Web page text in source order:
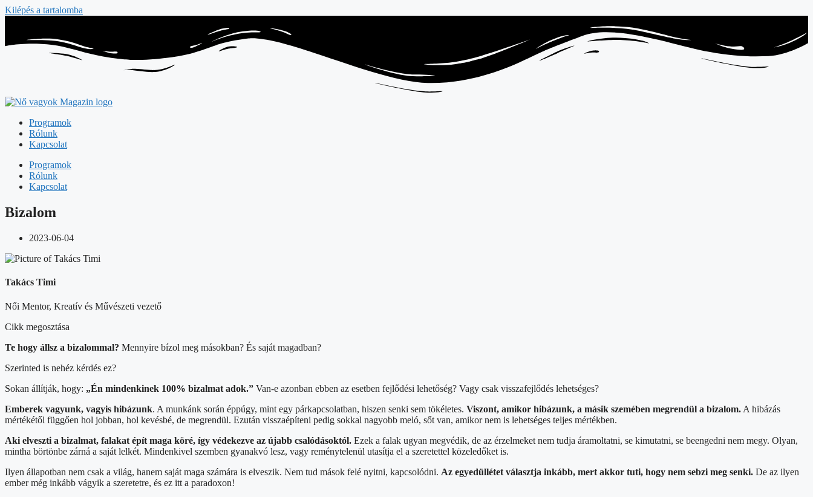
Kilépés a tartalomba
Programok
Rólunk
Kapcsolat
Programok
Rólunk
Kapcsolat
Bizalom
2023-06-04
Takács Timi
Női Mentor, Kreatív és Művészeti vezető
Cikk megosztása
Te hogy állsz a bizalommal? Mennyire bízol meg másokban? És saját magadban?
Szerinted is nehéz kérdés ez?
Sokan állítják, hogy: „Én mindenkinek 100% bizalmat adok.” Van-e azonban ebben az esetben fejlődési lehetőség? Vagy csak visszafejlődés lehetséges?
Emberek vagyunk, vagyis hibázunk. A munkánk során éppúgy, mint egy párkapcsolatban, hiszen senki sem tökéletes. Viszont, amikor hibázunk, a másik szemében megrendül a bizalom. A hibázás
mértékétől függően hol jobban, hol kevésbé, de megrendül. Ezután visszaépíteni pedig sokkal nagyobb meló, sőt van, amikor nem is lehetséges teljes mértékben.
Aki elveszti a bizalmat, falakat épít maga köré, így védekezve az újabb csalódásoktól. Ezek a falak ugyan megvédik, de az érzelmeket nem tudja áramoltatni, se kimutatni, se beengedni nem megy. Olyan,
mintha börtönbe zárná a saját lelkét. Mindenkivel szemben gyanakvó lesz, vagy reménytelenül utasítja el a szeretettel közeledőket is.
Ilyen állapotban nem csak a világ, hanem saját maga számára is elveszik. Nem tud mások felé nyitni, kapcsolódni. Az egyedüllétet választja inkább, mert akkor tuti, hogy nem sebzi meg senki. De az ilyen
ember még inkább vágyik a szeretetre, és ez itt a paradoxon!